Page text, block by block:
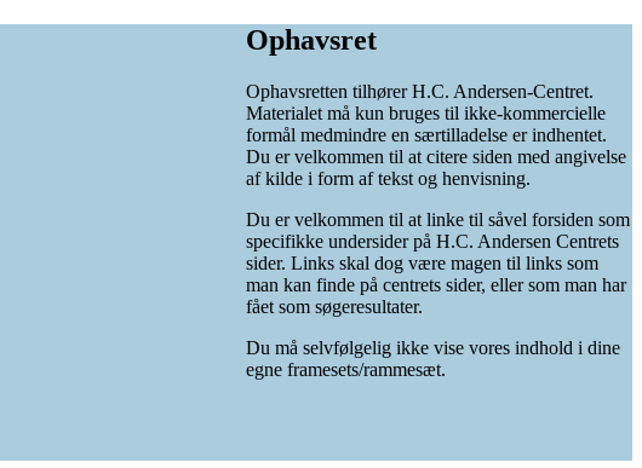
Ophavsret
Ophavsretten tilhører H.C. Andersen-Centret.
Materialet må kun bruges til ikke-kommercielle
formål medmindre en særtilladelse er indhentet.
Du er velkommen til at citere siden med angivelse
af kilde i form af tekst og henvisning.
Du er velkommen til at linke til såvel forsiden som
specifikke undersider på H.C. Andersen Centrets
sider. Links skal dog være magen til links som
man kan finde på centrets sider, eller som man har
fået som søgeresultater.
Du må selvfølgelig ikke vise vores indhold i dine
egne framesets/rammesæt.